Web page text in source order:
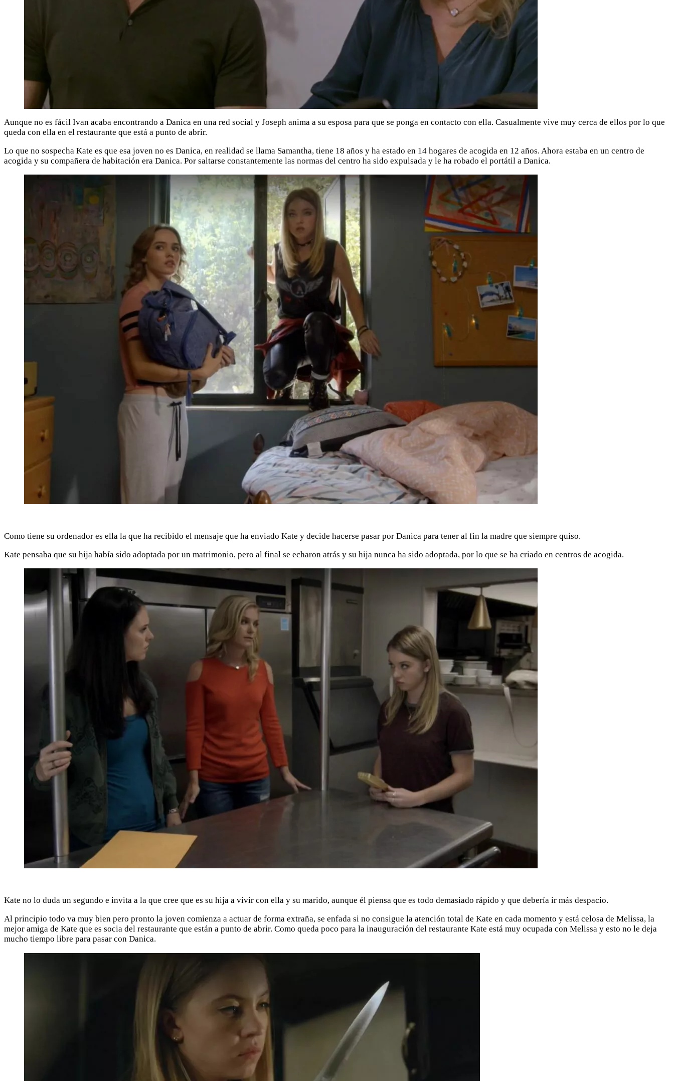
Aunque no es fácil Ivan acaba encontrando a Danica en una red social y Joseph anima a su esposa para que se ponga en contacto con ella. Casualmente vive muy cerca de ellos por lo que
queda con ella en el restaurante que está a punto de abrir.
Lo que no sospecha Kate es que esa joven no es Danica, en realidad se llama Samantha, tiene 18 años y ha estado en 14 hogares de acogida en 12 años. Ahora estaba en un centro de
acogida y su compañera de habitación era Danica. Por saltarse constantemente las normas del centro ha sido expulsada y le ha robado el portátil a Danica.
Como tiene su ordenador es ella la que ha recibido el mensaje que ha enviado Kate y decide hacerse pasar por Danica para tener al fin la madre que siempre quiso.
Kate pensaba que su hija había sido adoptada por un matrimonio, pero al final se echaron atrás y su hija nunca ha sido adoptada, por lo que se ha criado en centros de acogida.
Kate no lo duda un segundo e invita a la que cree que es su hija a vivir con ella y su marido, aunque él piensa que es todo demasiado rápido y que debería ir más despacio.
Al principio todo va muy bien pero pronto la joven comienza a actuar de forma extraña, se enfada si no consigue la atención total de Kate en cada momento y está celosa de Melissa, la
mejor amiga de Kate que es socia del restaurante que están a punto de abrir. Como queda poco para la inauguración del restaurante Kate está muy ocupada con Melissa y esto no le deja
mucho tiempo libre para pasar con Danica.